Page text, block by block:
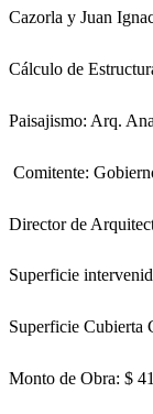
Cazorla y Juan
Cálculo de
Paisajismo: Arq.
Comitente:
Director de
Superficie
Superficie Cubierta
Monto de Obra: $